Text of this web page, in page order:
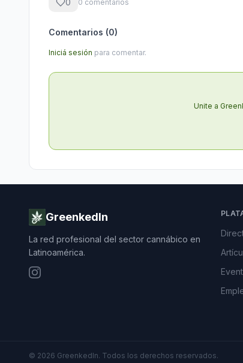
0 0 comentarios
Comentarios (0)
Iniciá sesión para comentar.
Unite a
GreenkedIn
La red profesional del sector cannábico en
Latinoamérica.
© 2026 GreenkedIn. Todos los derechos reservados.